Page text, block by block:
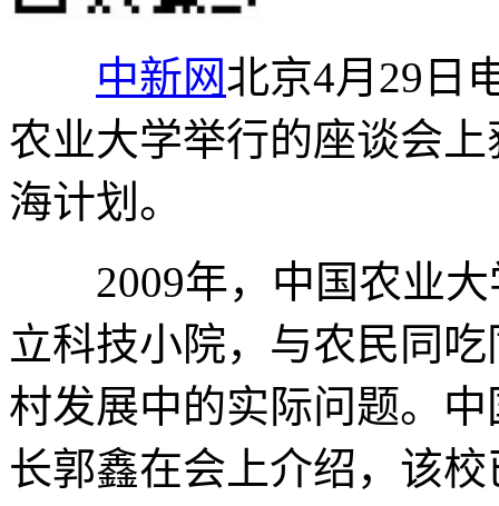
中新网北京4月29日
农业大学举行的座谈会
海计划。
2009年，中国农业大
立科技小院，与农民同
村发展中的实际问题。
长郭鑫在会上介绍，该